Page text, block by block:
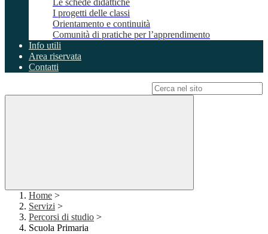
Le schede didattiche
I progetti delle classi
Orientamento e continuità
Comunità di pratiche per l’apprendimento
Info utili
Area riservata
Contatti
Home >
Servizi >
Percorsi di studio >
Scuola Primaria